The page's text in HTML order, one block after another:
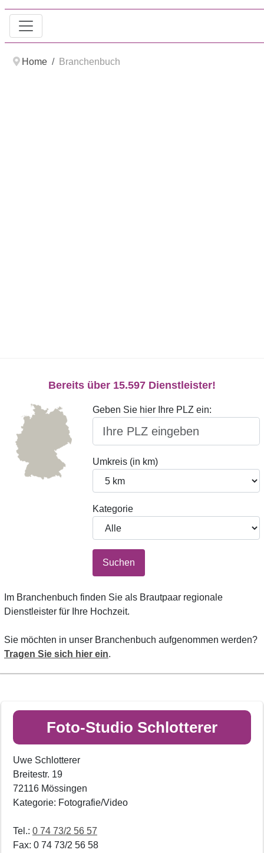
Home Branchenbuch
Bereits über 15.597 Dienstleister!
Geben Sie hier Ihre PLZ ein:
Umkreis (in km)
Kategorie
Suchen
Im Branchenbuch finden Sie als Brautpaar regionale
Dienstleister für Ihre Hochzeit.
Sie möchten in unser Branchenbuch aufgenommen werden?
Tragen Sie sich hier ein.
Foto-Studio Schlotterer
Uwe Schlotterer
Breitestr. 19
72116 Mössingen
Kategorie: Fotografie/Video
Tel.: 0 74 73/2 56 57
Fax: 0 74 73/2 56 58